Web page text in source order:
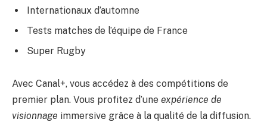
Internationaux d’automne
Tests matches de l’équipe de France
Super Rugby
Avec Canal+, vous accédez à des compétitions de
premier plan. Vous profitez d’une expérience de
visionnage immersive grâce à la qualité de la diffusion.